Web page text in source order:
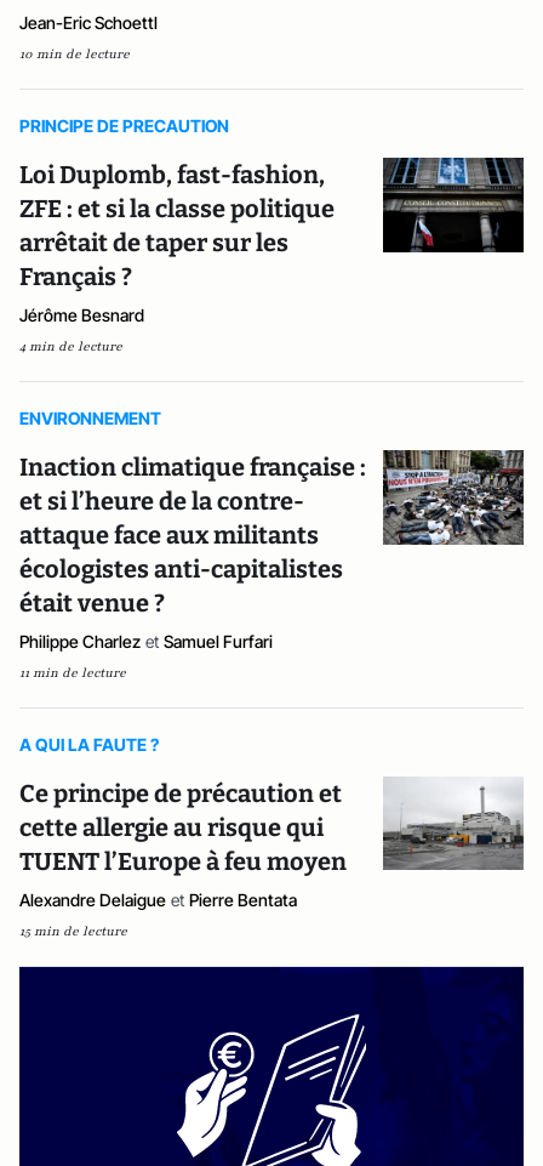
Jean-Eric Schoettl
10 min de lecture
PRINCIPE DE PRECAUTION
Loi Duplomb, fast-fashion,
ZFE : et si la classe politique
arrêtait de taper sur les
Français ?
Jérôme Besnard
4 min de lecture
ENVIRONNEMENT
Inaction climatique française :
et si l’heure de la contre-
attaque face aux militants
écologistes anti-capitalistes
était venue ?
Philippe Charlez et Samuel Furfari
11 min de lecture
A QUI LA FAUTE ?
Ce principe de précaution et
cette allergie au risque qui
TUENT l’Europe à feu moyen
Alexandre Delaigue et Pierre Bentata
15 min de lecture